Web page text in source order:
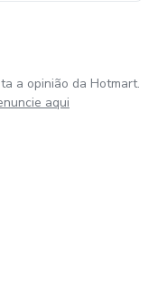
a opinião da Hotmart.
aqui